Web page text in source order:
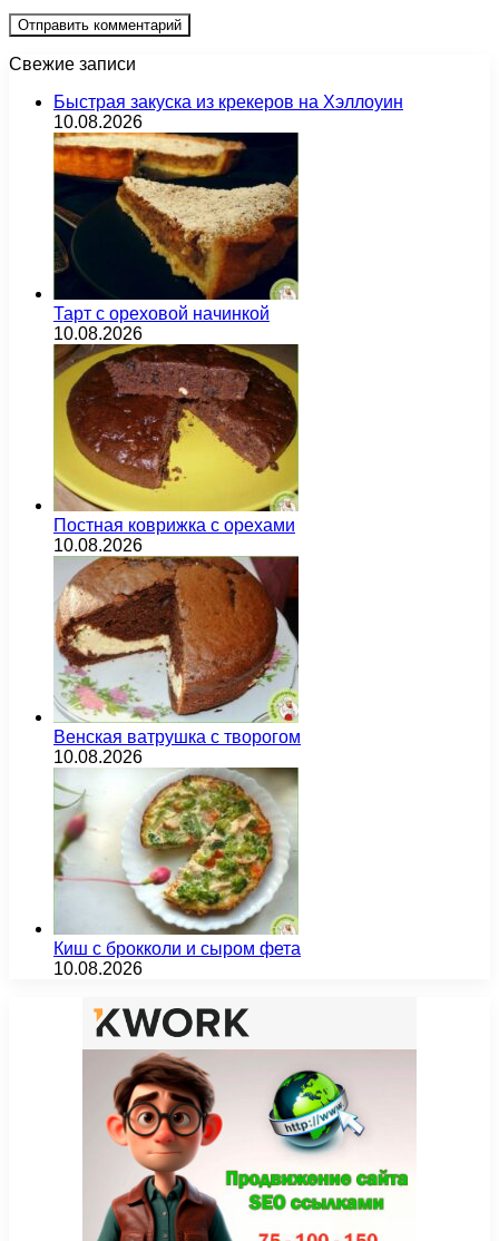
Свежие записи
Быстрая закуска из крекеров на Хэллоуин
10.08.2026
Тарт с ореховой начинкой
10.08.2026
Постная коврижка с орехами
10.08.2026
Венская ватрушка с творогом
10.08.2026
Киш с брокколи и сыром фета
10.08.2026